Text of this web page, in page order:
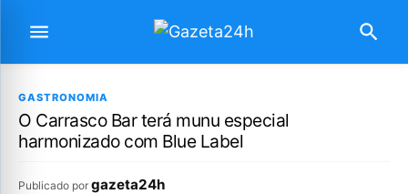
GASTRONOMIA
O Carrasco Bar terá munu especial
harmonizado com Blue Label
Publicado por gazeta24h